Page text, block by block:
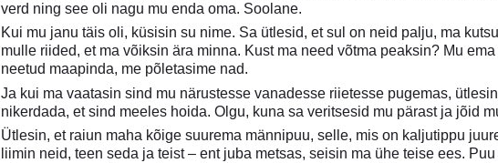
verd ning see oli nagu mu enda oma. Soolane.
Kui mu janu täis oli, küsisin su nime. Sa ütlesid, et sul on neid palju, ma
mulle riided, et ma võiksin ära minna. Kust ma need võtma peaksin? Mu
neetud maapinda, me põletasime nad.
Ja kui ma vaatasin sind mu närustesse vanadesse riietesse pugemas,
nikerdada, et sind meeles hoida. Olgu, kuna sa veritsesid mu pärast ja jõid
Ütlesin, et raiun maha kõige suurema männipuu, selle, mis on kaljutippu
liimin neid, teen seda ja teist – ent juba metsas, seisin ma ühe teise ees.